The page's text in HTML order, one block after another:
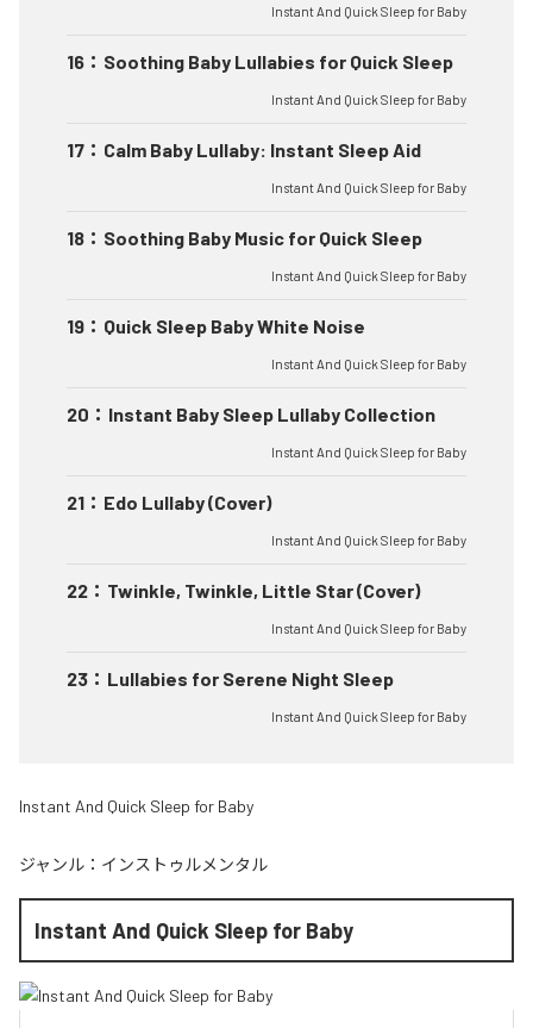
Instant And Quick Sleep for Baby
16 ： Soothing Baby Lullabies for Quick Sleep
Instant And Quick Sleep for Baby
17 ： Calm Baby Lullaby: Instant Sleep Aid
Instant And Quick Sleep for Baby
18 ： Soothing Baby Music for Quick Sleep
Instant And Quick Sleep for Baby
19 ： Quick Sleep Baby White Noise
Instant And Quick Sleep for Baby
20 ： Instant Baby Sleep Lullaby Collection
Instant And Quick Sleep for Baby
21 ： Edo Lullaby (Cover)
Instant And Quick Sleep for Baby
22 ： Twinkle, Twinkle, Little Star (Cover)
Instant And Quick Sleep for Baby
23 ： Lullabies for Serene Night Sleep
Instant And Quick Sleep for Baby
Instant And Quick Sleep for Baby
ジャンル： インストゥルメンタル
Instant And Quick Sleep for Baby